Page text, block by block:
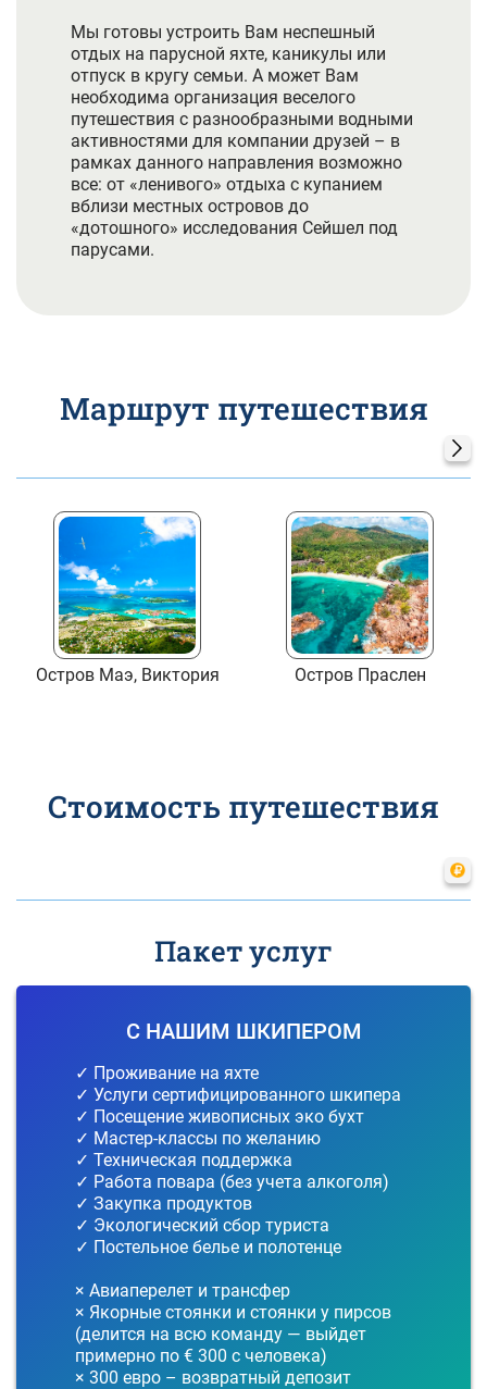
Мы готовы устроить Вам неспешный
отдых на парусной яхте, каникулы или
отпуск в кругу семьи. А может Вам
необходима организация веселого
путешествия с разнообразными водными
активностями для компании друзей – в
рамках данного направления возможно
все: от «ленивого» отдыха с купанием
вблизи местных островов до
«дотошного» исследования Сейшел под
парусами.
Маршрут путешествия
Остров Маэ, Виктория Остров Праслен
Стоимость путешествия
Пакет услуг
С НАШИМ ШКИПЕРОМ
✓ Проживание на яхте
✓ Услуги сертифицированного шкипера
✓ Посещение живописных эко бухт
✓ Мастер-классы по желанию
✓ Техническая поддержка
✓ Работа повара (без учета алкоголя)
✓ Закупка продуктов
✓ Экологический сбор туриста
✓ Постельное белье и полотенце
× Авиаперелет и трансфер
× Якорные стоянки и стоянки у пирсов
(делится на всю команду — выйдет
примерно по € 300 с человека)
× 300 евро – возвратный депозит